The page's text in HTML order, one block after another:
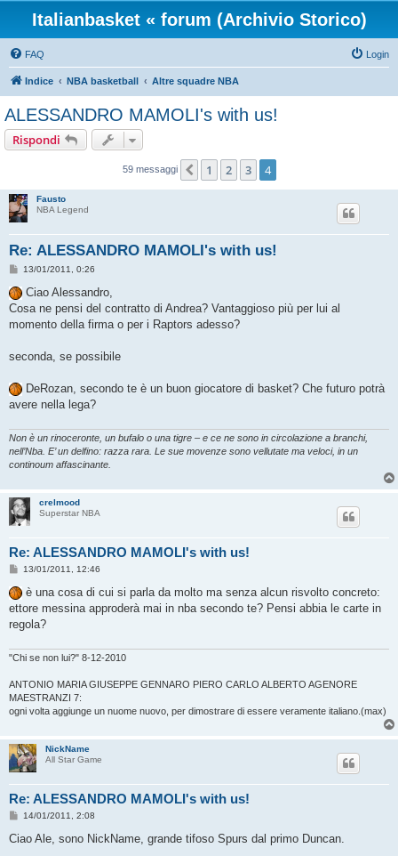
Italianbasket « forum (Archivio Storico)
FAQ Login
Indice NBA basketball Altre squadre NBA
ALESSANDRO MAMOLI's with us!
Rispondi
59 messaggi Precedente
1 2 3 4
Fausto
NBA Legend
Re: ALESSANDRO MAMOLI's with us!
M
s
s
a
g
o
13/01/2011, 0:26
Ciao Alessandro,
Cosa ne pensi del contratto di Andrea? Vantaggioso più per lui al
momento della firma o per i Raptors adesso?
seconda, se possibile
DeRozan, secondo te è un buon giocatore di basket? Che futuro potrà
avere nella lega?
Non è un rinoceronte, un bufalo o una tigre – e ce ne sono in circolazione a branchi,
nell’Nba. E’ un delfino: razza rara. Le sue movenze sono vellutate ma veloci, in un
continoum affascinante.
crelmood
Superstar NBA
Re: ALESSANDRO MAMOLI's with us!
M
s
s
a
g
g
o
13/01/2011, 12:46
è una cosa di cui si parla da molto ma senza alcun risvolto concreto:
ettore messina approderà mai in nba secondo te? Pensi abbia le carte in
regola?
"Chi se non lui?" 8-12-2010
ANTONIO MARIA GIUSEPPE GENNARO PIERO CARLO ALBERTO AGENORE
MAESTRANZI 7:
ogni volta aggiunge un nuome nuovo, per dimostrare di essere veramente italiano.(max)
NickName
All Star Game
Re: ALESSANDRO MAMOLI's with us!
M
s
14/01/2011, 2:08
Ciao Ale, sono NickName, grande tifoso Spurs dal primo Duncan.